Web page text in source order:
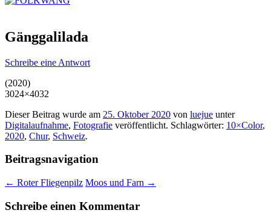
Gänggalilada
Schreibe eine Antwort
(2020)
3024×4032
Dieser Beitrag wurde am 25. Oktober 2020 von luejue unter
Digitalaufnahme, Fotografie veröffentlicht. Schlagwörter: 10×Color,
2020, Chur, Schweiz.
Beitragsnavigation
← Roter Fliegenpilz Moos und Farn →
Schreibe einen Kommentar